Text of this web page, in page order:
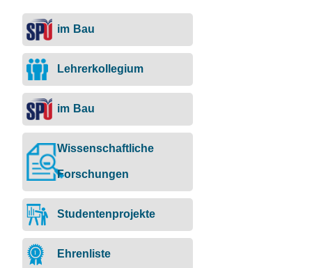
im Bau
Lehrerkollegium
im Bau
Wissenschaftliche
Forschungen
Studentenprojekte
Ehrenliste